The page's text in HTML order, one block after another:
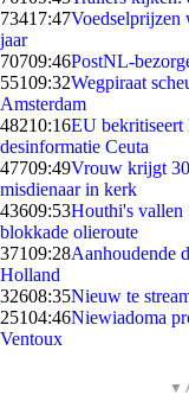
73417:47Voedselprijzen
jaar
70709:46PostNL-
55109:32Wegpiraat
Amsterdam
48210:16EU bekritiseert
desinformatie Ceuta
47709:49Vrouw krijgt
misdienaar in kerk
43609:53Houthi's vallen
blokkade olieroute
37109:28Aanhoudende
Holland
32608:35Nieuw te
25104:46Niewiadoma
Ventoux
▼